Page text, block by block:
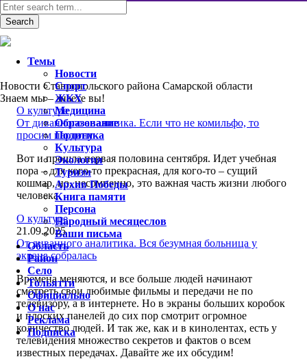
Новости Ставропольского района Самарской области
Знаем мы – знаете вы!
О культуре
От диванного аналитика. Если что не комильфо, то
просим пардону
Вот и прошла первая половина сентября. Идет учебная
пора – для кого-то прекрасная, для кого-то – сущий
кошмар, но, несомненно, это важная часть жизни любого
человека.
О культуре
21.09.2025
От диванного аналитика. Вся безумная больница у
экрана собралась
Времена меняются, и все больше людей начинают
смотреть свои любимые фильмы и передачи не по
телевизору, а в интернете. Но в экраны больших коробок
и плоских панелей до сих пор смотрит огромное
количество людей. И так же, как и в кинолентах, есть у
телевидения множество секретов и фактов о всем
известных передачах. Давайте же их обсудим!
Темы
Новости
Спорт
ЖКХ
Медицина
Образование
Политика
Культура
Экология
Туризм
Архив Победы
Книга памяти
Персона
Народный месяцеслов
Ваши письма
Область
Район
Село
Тольятти
Официально
О нас
Реклама
Подписка